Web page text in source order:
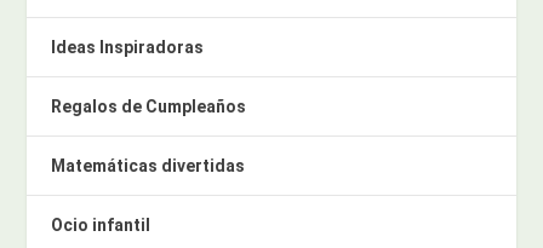
Ideas Inspiradoras
Regalos de Cumpleaños
Matemáticas divertidas
Ocio infantil